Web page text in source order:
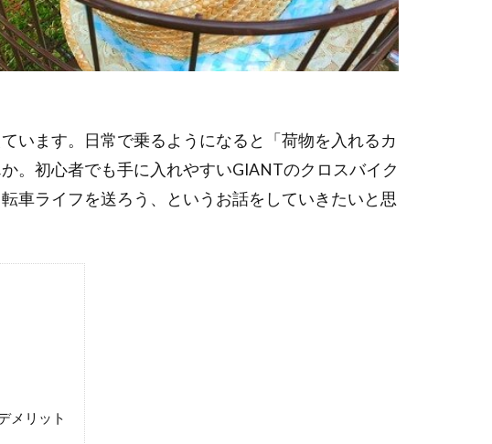
います。日常で乗るようになると「荷物を入れるカ
。初心者でも手に入れやすいGIANTのクロスバイク
車ライフを送ろう、というお話をしていきたいと思
メリット